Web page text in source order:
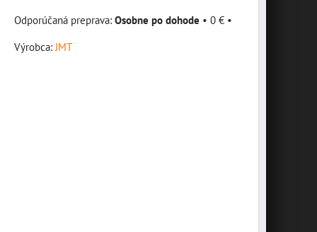
Osobne po dohode • 0 € •
Výrobca: JMT